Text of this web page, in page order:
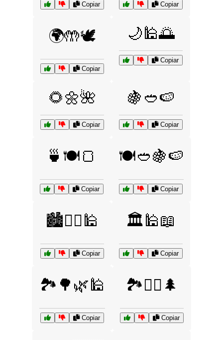
Copiar Copiar
🌍🤲🕊️
Copiar
🌙🕌🌅
Copiar
🌻🌼🌺
Copiar
🍇🥙🍉
Copiar
🍵🍽️🍞
Copiar
🍽️🥙🍇🍉
Copiar
🏙️🚶‍♂️🕌
Copiar
🏛️🕌📖
Copiar
🏞️🌳🌿🕌
Copiar
🏞️🚴‍♂️🌲
Copiar